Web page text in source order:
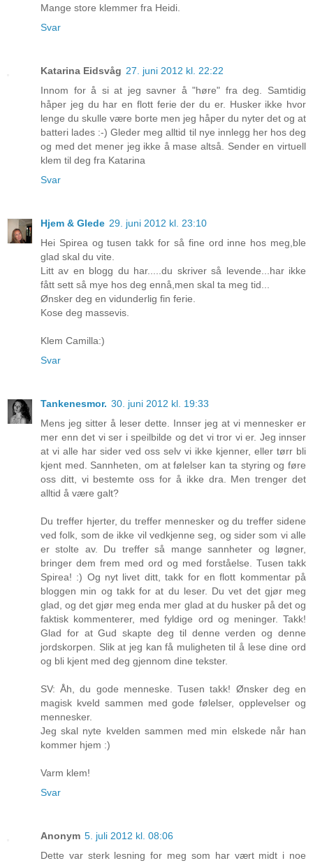
Mange store klemmer fra Heidi.
Svar
Katarina Eidsvåg 27. juni 2012 kl. 22:22
Innom for å si at jeg savner å "høre" fra deg. Samtidig
håper jeg du har en flott ferie der du er. Husker ikke hvor
lenge du skulle være borte men jeg håper du nyter det og at
batteri lades :-) Gleder meg alltid til nye innlegg her hos deg
og med det mener jeg ikke å mase altså. Sender en virtuell
klem til deg fra Katarina
Svar
Hjem & Glede 29. juni 2012 kl. 23:10
Hei Spirea og tusen takk for så fine ord inne hos meg,ble
glad skal du vite.
Litt av en blogg du har.....du skriver så levende...har ikke
fått sett så mye hos deg ennå,men skal ta meg tid...
Ønsker deg en vidunderlig fin ferie.
Kose deg massevis.
Klem Camilla:)
Svar
Tankenesmor. 30. juni 2012 kl. 19:33
Mens jeg sitter å leser dette. Innser jeg at vi mennesker er
mer enn det vi ser i speilbilde og det vi tror vi er. Jeg innser
at vi alle har sider ved oss selv vi ikke kjenner, eller tørr bli
kjent med. Sannheten, om at følelser kan ta styring og føre
oss ditt, vi bestemte oss for å ikke dra. Men trenger det
alltid å være galt?
Du treffer hjerter, du treffer mennesker og du treffer sidene
ved folk, som de ikke vil vedkjenne seg, og sider som vi alle
er stolte av. Du treffer så mange sannheter og løgner,
bringer dem frem med ord og med forståelse. Tusen takk
Spirea! :) Og nyt livet ditt, takk for en flott kommentar på
bloggen min og takk for at du leser. Du vet det gjør meg
glad, og det gjør meg enda mer glad at du husker på det og
faktisk kommenterer, med fyldige ord og meninger. Takk!
Glad for at Gud skapte deg til denne verden og denne
jordskorpen. Slik at jeg kan få muligheten til å lese dine ord
og bli kjent med deg gjennom dine tekster.
SV: Åh, du gode menneske. Tusen takk! Ønsker deg en
magisk kveld sammen med gode følelser, opplevelser og
mennesker.
Jeg skal nyte kvelden sammen med min elskede når han
kommer hjem :)
Varm klem!
Svar
Anonym 5. juli 2012 kl. 08:06
Dette var sterk lesning for meg som har vært midt i noe